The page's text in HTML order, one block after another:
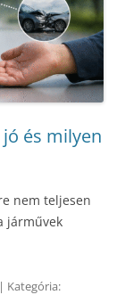
és milyen
nem teljesen
járművek
| Kategória: